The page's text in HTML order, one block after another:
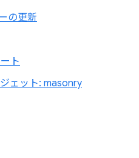
の更新
ト
ェット: masonry